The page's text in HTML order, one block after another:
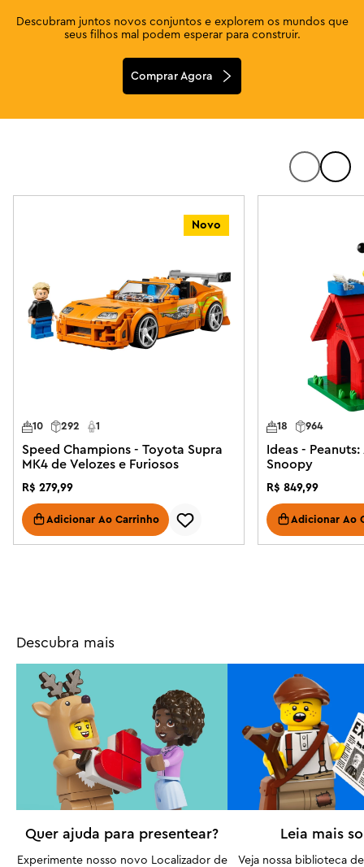
Descubram juntos novos conjuntos e explorem os mundos que
seus filhos mal podem esperar para construir.
Comprar Agora
Novo
292 1
10
Speed Champions - Toyota Supra
MK4 de Velozes e Furiosos
R$ 279,99
Adicionar Ao Carrinho
18 964
Ideas -
Snoopy
R$ 849,99
Adicionar Ao
Descubra mais
Quer ajuda para presentear?
Experimente nosso novo Localizador de
Leia mais
Veja nossa biblioteca